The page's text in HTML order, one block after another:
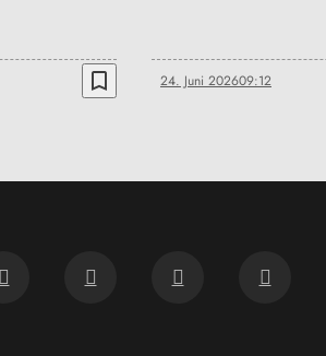
bookmark_border 24. Juni 202609:12